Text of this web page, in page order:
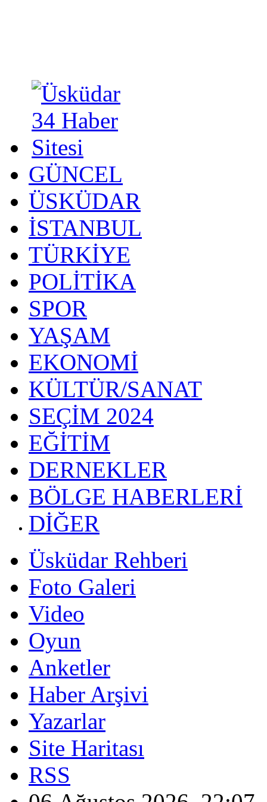
GÜNCEL
ÜSKÜDAR
İSTANBUL
TÜRKİYE
POLİTİKA
SPOR
YAŞAM
EKONOMİ
KÜLTÜR/SANAT
SEÇİM 2024
EĞİTİM
DERNEKLER
BÖLGE HABERLERİ
DİĞER
Üsküdar Rehberi
Foto Galeri
Video
Oyun
Anketler
Haber Arşivi
Yazarlar
Site Haritası
RSS